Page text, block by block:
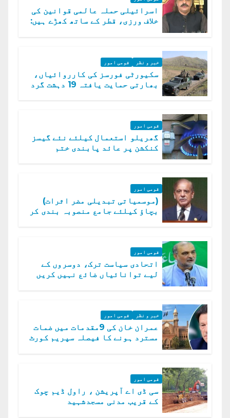
اسرائیلی حملہ عالمی قوانین کی
خلاف ورزی، قطر کے ساتھ کھڑے ہیں:
خبر و نظر قومی امور
سکیورٹی فورسز کی کارروائیاں،
بھارتی حمایت یافتہ 19 دہشت گرد
قومی امور
گھریلو استعمال کیلئے نئے گیسز
کنکشن پر عائد پابندی ختم
قومی امور
(موسمیاتی تبدیلی مضر اثرات)
بچاؤ کیلئے جامع منصوبہ بندی کر
قومی امور
اتحادی سیاست ترک، دوسروں کے
لیے توانائیاں ضائع نہیں کریں
خبر و نظر قومی امور
عمران خان کی 9مقدمات میں ضمات
مسترد ہونے کا فیصلہ سپریم کورٹ
قومی امور
سی ڈی اے آپریشن ، راول ڈیم چوک
کے قریب مدنی مسجدشہید